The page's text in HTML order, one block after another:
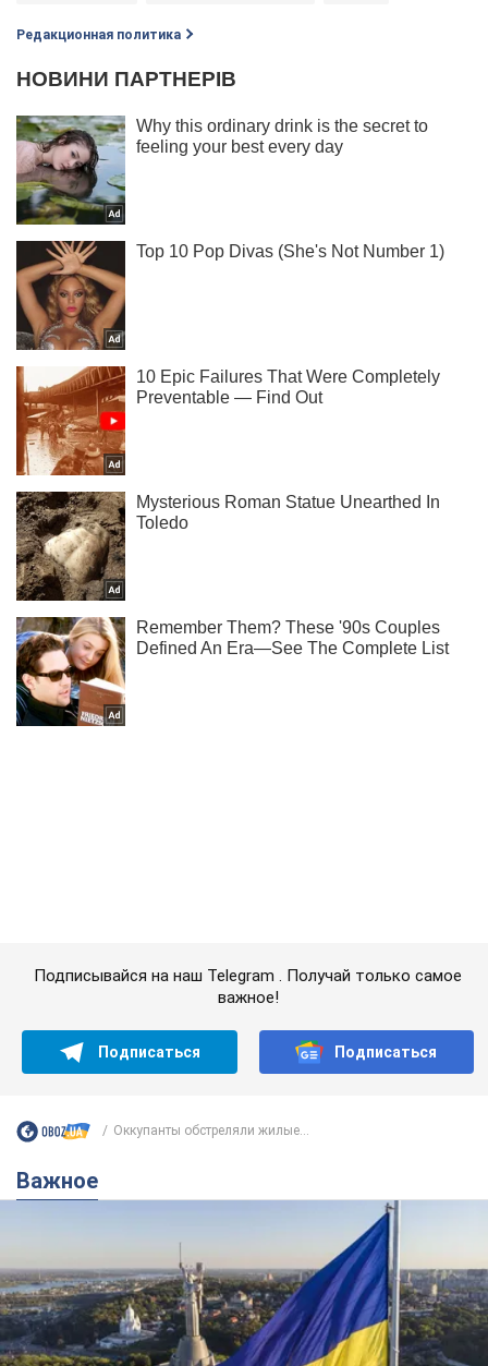
Редакционная политика
Важное
Какой была оригинальная версия гимна
Украины и почему ее боялась Российская
империя: об этом не рассказывают в школе
Государственным символом являются только первый куплет
и припев песни